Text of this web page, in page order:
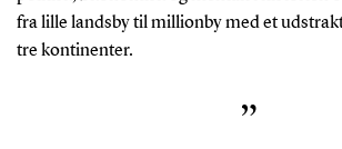
fra lille landsby til millionby med et
tre kontinenter.
”